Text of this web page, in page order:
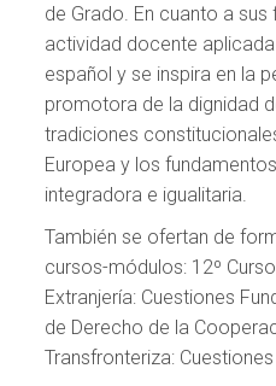
de Grado. En cuanto a sus
actividad docente
español y se inspira en la
promotora de la dignidad
tradiciones
Europea y los
integradora e igualitaria.
También se ofertan de
cursos-módulos: 12º
Extranjería: Cuestiones
de Derecho de la
Transfronteriza: